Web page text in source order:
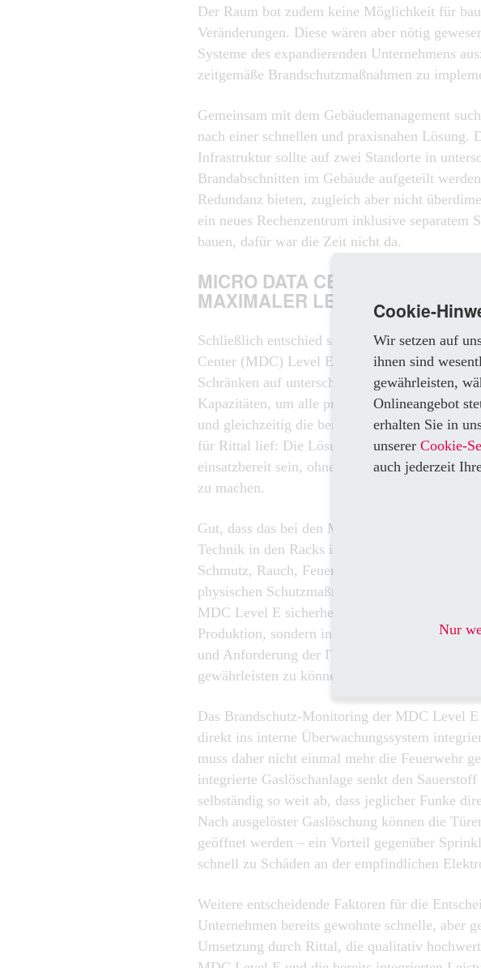
Der Raum bot zudem keine Möglichkeit für
Veränderungen. Diese wären aber nötig
Systeme des expandierenden Unternehmens
zeitgemäße Brandschutzmaßnahmen zu
Gemeinsam mit dem Gebäudemanagement
nach einer schnellen und praxisnahen Lösung.
Infrastruktur sollte auf zwei Standorte in
Brandabschnitten im Gebäude aufgeteilt
Redundanz bieten, zugleich aber nicht
ein neues Rechenzentrum inklusive separatem
bauen, dafür war die Zeit nicht da.
MICRO DATA CENTER LEVEL E
MAXIMALER LEISTUNG
Schließlich entschied sich das Unternehmen
Center (MDC) Level E von Rittal mit jeweils
Schränken auf unterschiedlichen Etagen zu
Kapazitäten, um alle produktionsnahen
und gleichzeitig die benötigte Redundanz
für Rittal lief: Die Lösung sollte besser gestern
einsatzbereit sein, ohne Abstriche bei
zu machen.
Gut, dass das bei den MDC Level E
Technik in den Racks ist so weit gegen
Schmutz, Rauch, Feuer und Stöße abgesichert,
physischen Schutzmaßnahmen nötig sind. Bei
MDC Level E sicherheitshalber trotzdem nicht
Produktion, sondern in separaten Räumen auf:
und Anforderung der IT, unter anderem, um
gewährleisten zu können.“
Das Brandschutz-Monitoring der MDC Level
direkt ins interne Überwachungssystem
muss daher nicht einmal mehr die Feuerwehr
integrierte Gaslöschanlage senkt den
selbständig so weit ab, dass jeglicher Funke
Nach ausgelöster Gaslöschung können die
geöffnet werden – ein Vorteil gegenüber
schnell zu Schäden an der empfindlichen
Weitere entscheidende Faktoren für die
Unternehmen bereits gewohnte schnelle, aber
Umsetzung durch Rittal, die qualitativ
Cookie-
Wir setzen auf
ihnen sind
gewährleisten,
Onlineangebot
erhalten Sie in
unserer Cookie-
auch jederzeit
Nur